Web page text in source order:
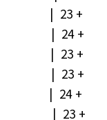
| 23 +
| 24 +
| 23 +
| 23 +
| 24 +
| 23 +